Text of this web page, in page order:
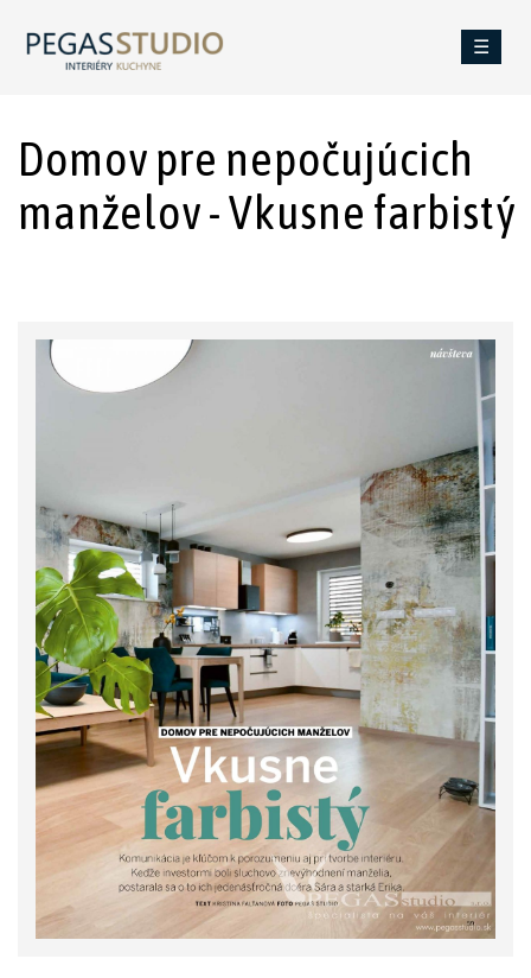
☰
Domov pre nepočujúcich
manželov - Vkusne farbistý